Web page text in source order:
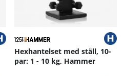
Hexhantelset med ställ, 10-
par: 1 - 10 kg, Hammer